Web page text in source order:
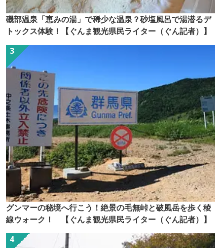
磯部温泉「恵みの湯」で稀少な温泉？砂塩風呂で湯潜るデ
トックス体験！【ぐんま観光県民ライター（ぐん記者）】
グンマーの秘境へ行こう！絶景の毛無峠と破風岳を歩く稜
線ウォーク！ 【ぐんま観光県民ライター（ぐん記者）】